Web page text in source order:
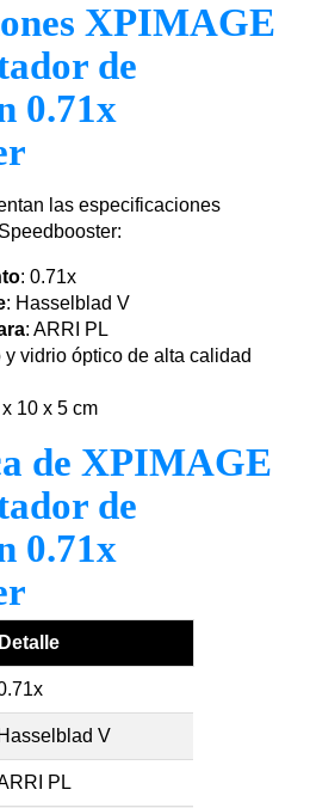
XPIMAGE
de
0.71x
las especificaciones
: 0.71x
: Hasselblad V
: ARRI PL
y vidrio óptico de alta calidad
10 x 5 cm
de XPIMAGE
de
0.71x
Detalle
Hasselblad V
PL